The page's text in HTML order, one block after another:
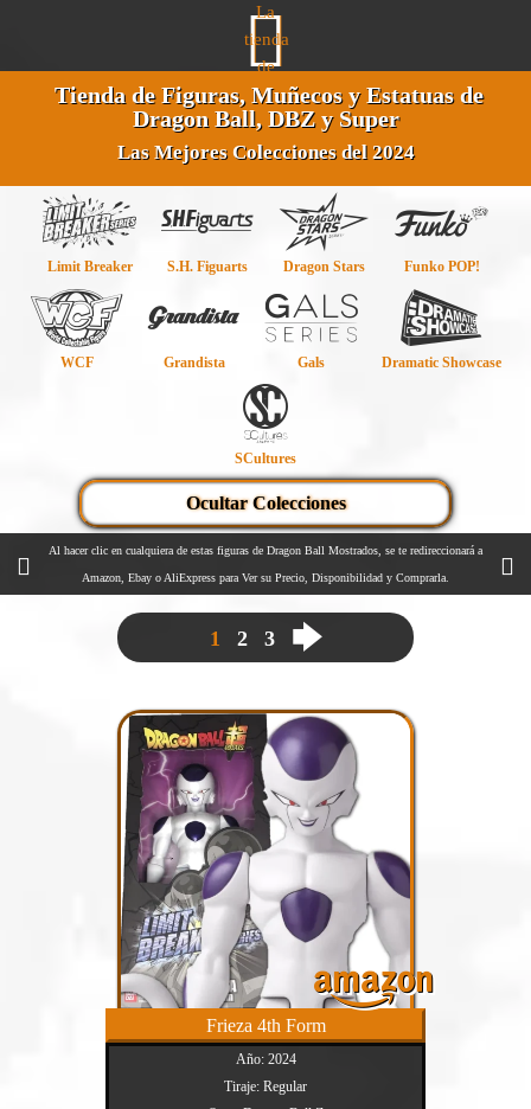
Tienda de Figuras, Muñecos y Estatuas de
Dragon Ball, DBZ y Super
Las Mejores Colecciones del 2024
Limit Breaker S.H. Figuarts Dragon Stars Funko POP!
WCF Grandista Gals Dramatic Showcase
SCultures
Al hacer clic en cualquiera de estas figuras de Dragon Ball Mostrados, se te redireccionará a
Amazon, Ebay o AliExpress para Ver su Precio, Disponibilidad y Comprarla.
1 2 3 🡆
Frieza 4th Form
Año: 2024
Tiraje: Regular